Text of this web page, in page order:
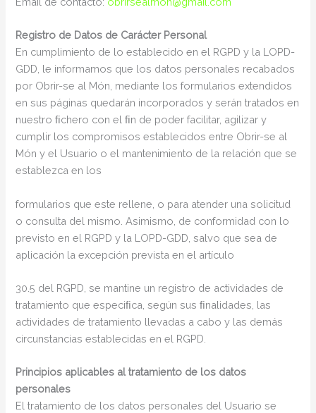
Registro de Datos de Carácter Personal
En cumplimiento de lo establecido en el RGPD y la LOPD-
GDD, le informamos que los datos personales recabados
por Obrir-se al Món, mediante los formularios extendidos
en sus páginas quedarán incorporados y serán tratados en
nuestro ﬁchero con el ﬁn de poder facilitar, agilizar y
cumplir los compromisos establecidos entre Obrir-se al
Món y el Usuario o el mantenimiento de la relación que se
establezca en los
formularios que este rellene, o para atender una solicitud
o consulta del mismo. Asimismo, de conformidad con lo
previsto en el RGPD y la LOPD-GDD, salvo que sea de
aplicación la excepción prevista en el artículo
30.5 del RGPD, se mantine un registro de actividades de
tratamiento que especiﬁca, según sus ﬁnalidades, las
actividades de tratamiento llevadas a cabo y las demás
circunstancias establecidas en el RGPD.
Principios aplicables al tratamiento de los datos
personales
El tratamiento de los datos personales del Usuario se